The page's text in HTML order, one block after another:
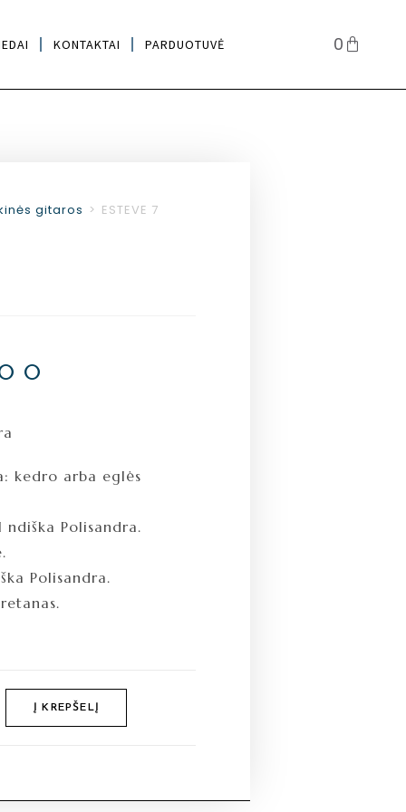
KONTAKTAI PARDUOTUVĖ 0
gitaros > ESTEVE 7
kedro arba eglės
ndiška Polisandra.
Polisandra.
Į KREPŠELĮ